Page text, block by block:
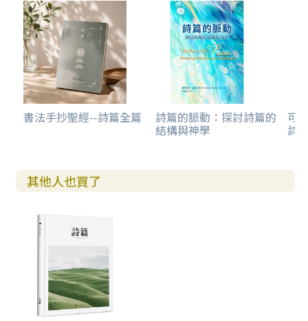
書法手抄聖經--詩篇全篇 詩篇的脈動：探討詩篇的
結構與神學
可
詩(
其他人也買了